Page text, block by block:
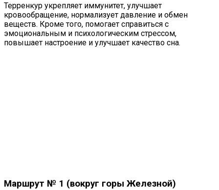
Терренкур укрепляет иммунитет, улучшает
кровообращение, нормализует давление и обмен
веществ. Кроме того, помогает справиться с
эмоциональным и психологическим стрессом,
повышает настроение и улучшает качество сна.
Маршрут № 1 (вокруг горы Железной)